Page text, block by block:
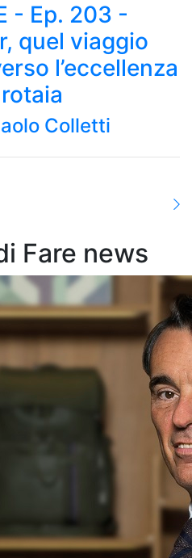
- Ep. 203 -
quel viaggio
l’eccellenza
Colletti
Fare news